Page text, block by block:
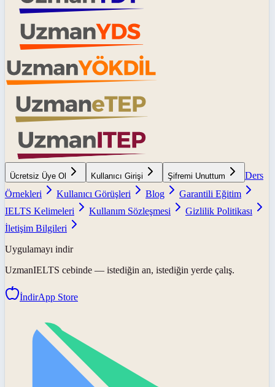
Ücretsiz Üye Ol Kullanıcı Girişi Şifremi Unuttum
Ders
Örnekleri
Kullanıcı Görüşleri Blog
Garantili Eğitim
IELTS Kelimeleri
Kullanım Sözleşmesi
Gizlilik Politikası
İletişim Bilgileri
Uygulamayı indir
UzmanIELTS cebinde — istediğin an, istediğin yerde çalış.
İndirApp Store